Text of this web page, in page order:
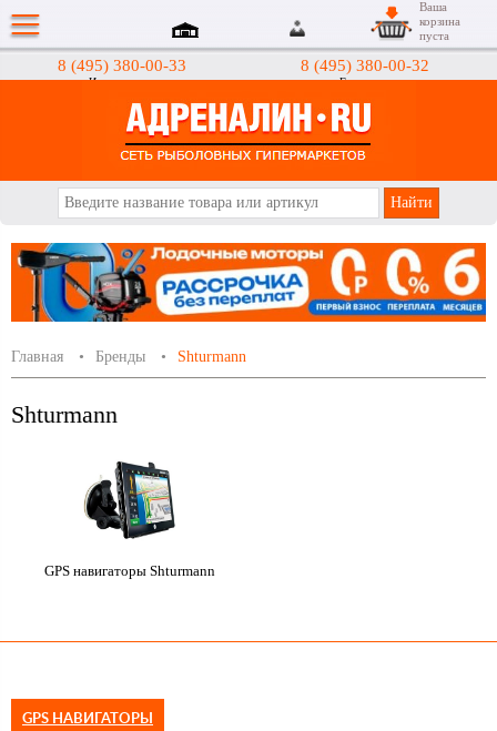
8 (495) 380-00-33
Интернет-магазин
8 (495) 380-00-32
Гипермаркеты
Ваша
корзина
пуста
Главная Бренды Shturmann
Shturmann
GPS навигаторы Shturmann
GPS НАВИГАТОРЫ